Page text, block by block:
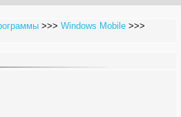
>>>Windows Mobile >>>